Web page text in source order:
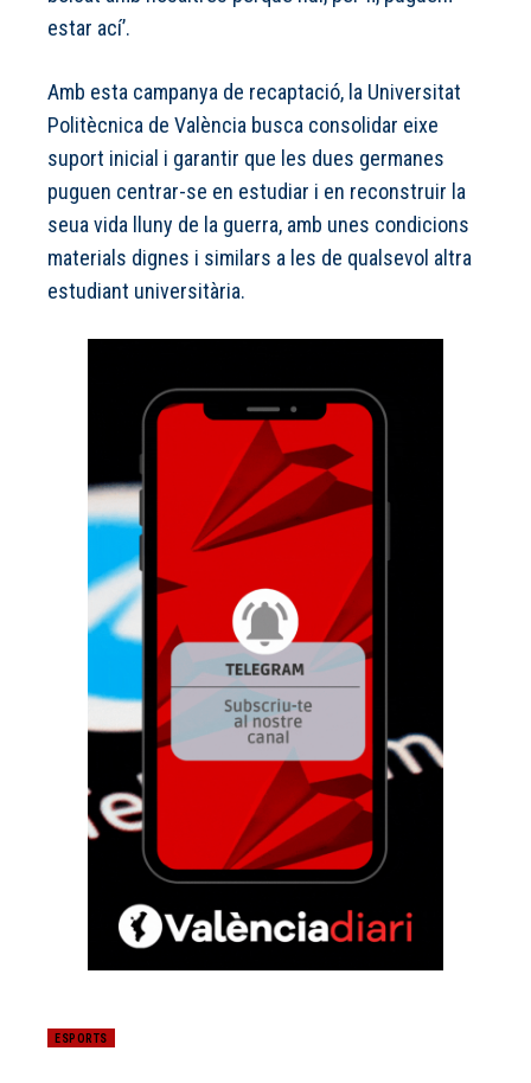
estar ací’.
Amb esta campanya de recaptació, la Universitat
Politècnica de València busca consolidar eixe
suport inicial i garantir que les dues germanes
puguen centrar-se en estudiar i en reconstruir la
seua vida lluny de la guerra, amb unes condicions
materials dignes i similars a les de qualsevol altra
estudiant universitària.
ESPORTS